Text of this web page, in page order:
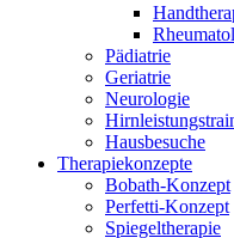
Pädiatrie
Geriatrie
Neurologie
Hausbesuche
Therapiekonzepte
Bobath-Konzept
Perfetti-Konzept
Spiegeltherapie